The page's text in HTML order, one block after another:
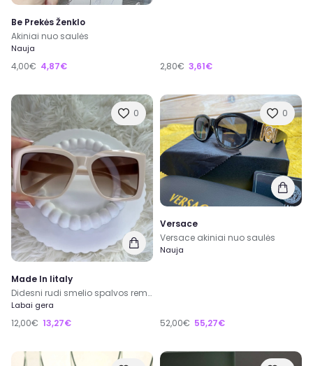
Be Prekės Ženklo
Akiniai nuo saulės
Nauja
4,00€ 4,87€ 2,80€ 3,61€
0
Made In Iitaly
Didesni rudi smelio spalvos remeliais akiniai nuo saules
Labai gera
12,00€ 13,27€
0
Versace
Versace akiniai nuo saulės
Nauja
52,00€ 55,27€